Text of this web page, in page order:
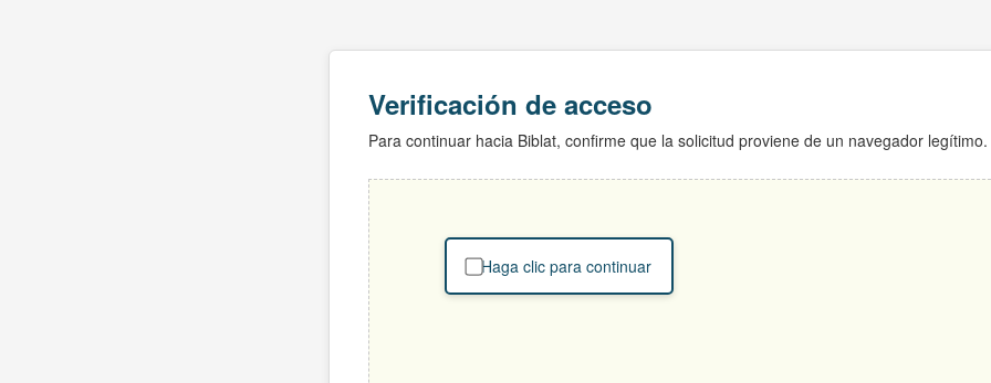
Verificación de acceso
Para continuar hacia Biblat, confirme que la solicitud proviene de un navegador legítimo.
Haga clic para continuar